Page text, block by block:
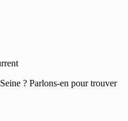
? Parlons-en pour trouver